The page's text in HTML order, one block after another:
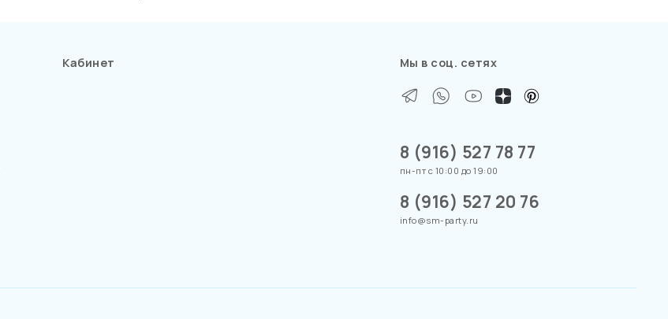
Кабинет Мы в соц. сетях
8 (916) 527 78 77
пн-пт с 10:00 до 19:00
8 (916) 527 20 76
info@sm-party.ru